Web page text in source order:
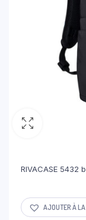
RIVACASE 5432
AJOUTER À